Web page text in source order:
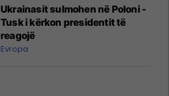
Ukrainasit sulmohen në Poloni -
Tusk i kërkon presidentit të
reagojë
Evropa